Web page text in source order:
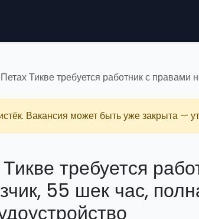
Тикве требуется работник с правами
Вакансия может быть уже закрыта —
требуется
55 шек час,